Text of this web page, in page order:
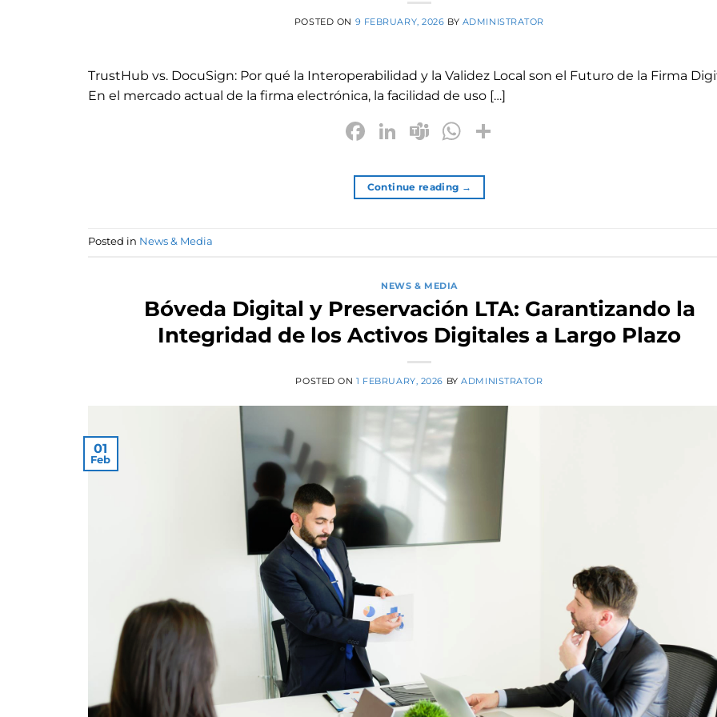
POSTED ON 9 FEBRUARY, 2026 BY ADMINISTRATOR
TrustHub vs. DocuSign: Por qué la Interoperabilidad y la Validez Local son el Futuro de la Firma
En el mercado actual de la firma electrónica, la facilidad de uso […]
Facebook
LinkedIn
TeamsWhatsApp
Continue reading →
Posted in News & Media
NEWS & MEDIA
Bóveda Digital y Preservación LTA: Garantizando la
Integridad de los Activos Digitales a Largo Plazo
POSTED ON1 FEBRUARY, 2026 BYADMINISTRATOR
01
Feb